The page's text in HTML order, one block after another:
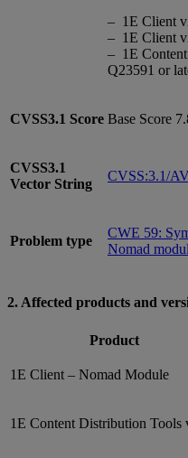
– 1E Client
– 1E Client
– 1E
Q23591 or
CVSS3.1 Score Base Score
CVSS3.1
Vector String
CVSS:3.1/
Problem type
CWE 59:
Nomad
2. Affected products and
Product
1E Client – Nomad Module
1E Content Distribution Tools